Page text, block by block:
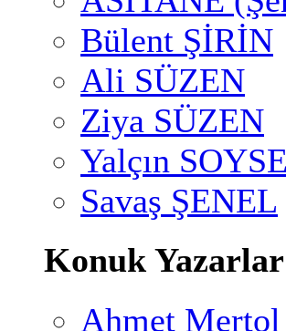
Bülent ŞİRİN
Ali SÜZEN
Ziya SÜZEN
Yalçın
Savaş ŞENEL
Konuk Yazarlar
Ahmet Mertol